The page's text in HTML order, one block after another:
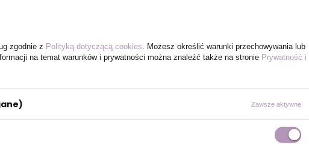
zgodnie z Polityką dotyczącą cookies . Możesz określić warunki przechowywania lub
na temat warunków i prywatności można znaleźć także na stronie Prywatność i
Zawsze aktywne